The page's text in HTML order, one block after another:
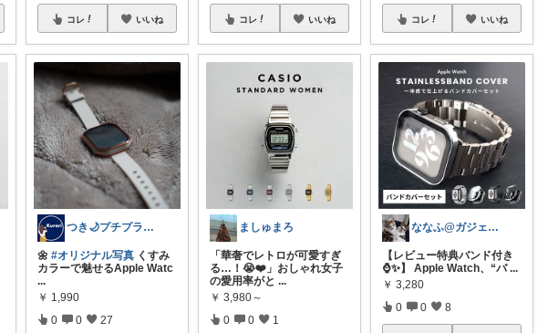
コレ いいね
つき🌙プチプラ×高見え
🌼#オリジナル写真 くすみ
カラーで魅せるApple Watc
...
￥ 1,990
0 0 27
コレ いいね
ましゅまろ
「華奢でレトロが可愛すぎ
る…！😭❤️」おしゃれ女子
の愛用率がと ...
￥ 3,980～
0 0 1
コレ いいね
ななふ@ガジェためROOM
【レビュー特典バンド付き
⌚️✨】 Apple Watch、“バ ...
￥ 3,280
0 0 8